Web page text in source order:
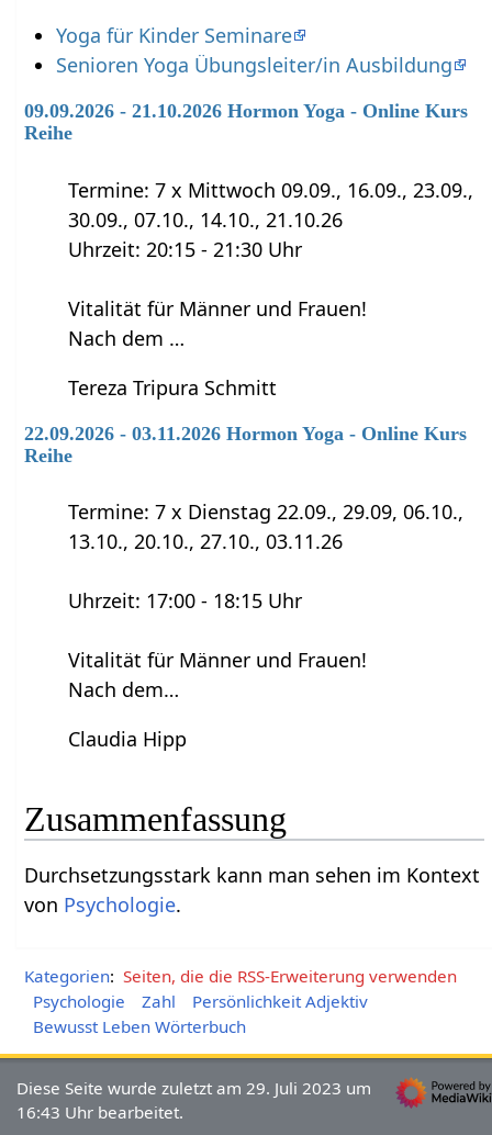
Yoga für Kinder Seminare
Senioren Yoga Übungsleiter/in Ausbildung
09.09.2026 - 21.10.2026 Hormon Yoga - Online Kurs
Reihe
Termine: 7 x Mittwoch 09.09., 16.09., 23.09.,
30.09., 07.10., 14.10., 21.10.26
Uhrzeit: 20:15 - 21:30 Uhr
Vitalität für Männer und Frauen!
Nach dem …
Tereza Tripura Schmitt
22.09.2026 - 03.11.2026 Hormon Yoga - Online Kurs
Reihe
Termine: 7 x Dienstag 22.09., 29.09, 06.10.,
13.10., 20.10., 27.10., 03.11.26
Uhrzeit: 17:00 - 18:15 Uhr
Vitalität für Männer und Frauen!
Nach dem…
Claudia Hipp
Zusammenfassung
Durchsetzungsstark‏‎ kann man sehen im Kontext
von Psychologie.
Kategorien: Seiten, die die RSS-Erweiterung verwenden
Psychologie
Zahl
Persönlichkeit Adjektiv
Bewusst Leben Wörterbuch
Diese Seite wurde zuletzt am 29. Juli 2023 um
16:43 Uhr bearbeitet.